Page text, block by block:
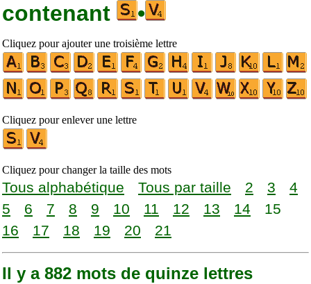
contenant
•
Cliquez pour ajouter une troisième lettre
Cliquez pour enlever une lettre
Cliquez pour changer la taille des mots
Tous alphabétique Tous par taille 2 3
4
5
6 7 8 9 10 11 12 13 14
15
16
17 18 19 20 21
Il y a 882 mots de quinze lettres